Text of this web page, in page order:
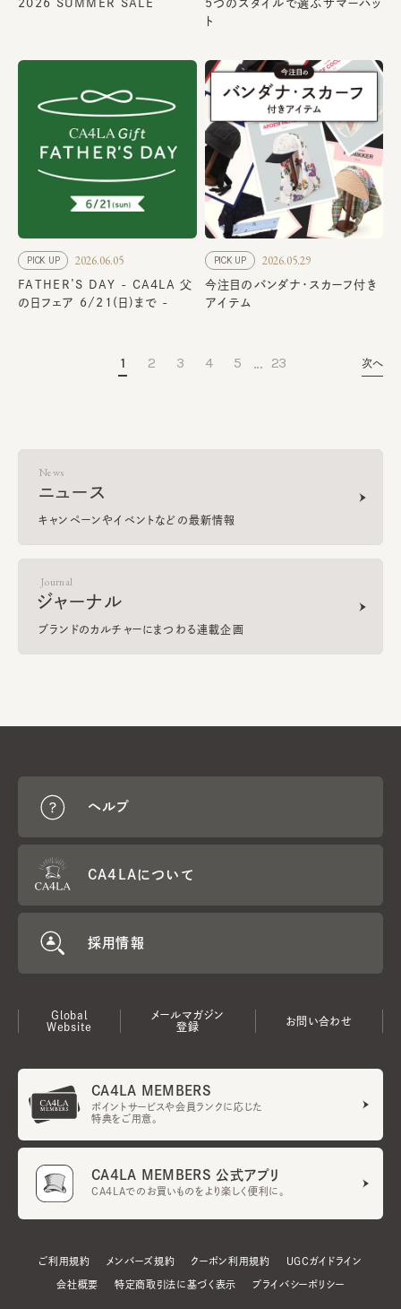
2026 SUMMER SALE
5つのスタイルで選ぶサマーハッ
ト
PICK UP 2026.06.05
FATHER’S DAY - CA4LA 父
の日フェア 6/21(日)まで -
PICK UP 2026.05.29
今注目のバンダナ・スカーフ付き
アイテム
1 2 3 4 5 … 23 次へ
News
ニュース
キャンペーンやイベントなどの最新情報
Journal
ジャーナル
ブランドのカルチャーにまつわる連載企画
ヘルプ
CA4LAについて
採用情報
Global
Website
メールマガジン
登録
お問い合わせ
CA4LA MEMBERS
ポイントサービスや会員ランクに応じた
特典をご用意。
CA4LA MEMBERS 公式アプリ
CA4LAでのお買いものをより楽しく便利に。
ご利用規約 メンバーズ規約 クーポン利用規約 UGCガイドライン
会社概要 特定商取引法に基づく表示 プライバシーポリシー